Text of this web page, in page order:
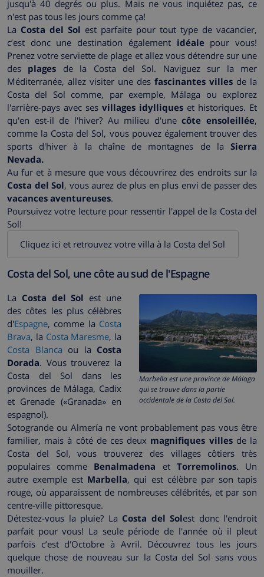
jusqu'à 40 degrés ou plus. Mais ne vous inquiétez pas, ce
n'est pas tous les jours comme ça!
La Costa del Sol est parfaite pour tout type de vacancier,
c’est donc une destination également idéalepour vous!
Prenez votre serviette de plage et allez vous détendre sur une
des plages de la Costa del Sol. Naviguez sur la mer
Méditerranée, allez visiter une des fascinantes villes de la
Costa del Sol comme, par exemple, Málaga ou explorez
l'arrière-pays avec ses villages idylliques et historiques. Et
qu'en est-il de l'hiver? Au milieu d'unecôte ensoleillée,
comme la Costa del Sol, vous pouvez également trouver des
sports d'hiver à la chaîne de montagnes de la Sierra
Nevada.
Au fur et à mesure que vous découvrirez des endroits sur la
Costa del Sol, vous aurez de plus en plus envi de passer des
vacances aventureuses.
Poursuivez votre lecture pour ressentir l'appel de la Costa del
Sol!
Cliquez ici et retrouvez votre villa à la Costa del Sol
Costa del Sol, une côte au sud de l'Espagne
Marbella est une province de Málaga
qui se trouve dans la partie
occidentale de la Costa del Sol.
La Costa del Sol est une
des côtes les plus célèbres
d'Espagne, comme la Costa
Brava, la Costa Maresme, la
Costa Blanca ou la Costa
Dorada. Vous trouverez la
Costa del Sol dans les
provinces de Málaga, Cadix
et Grenade («Granada» en
espagnol).
Sotogrande ou Almería ne vont probablement pas vous être
familier, mais à côté de ces deux magnifiques villesde la
Costa del Sol, vous trouverez des villages côtiers très
populaires comme Benalmadena et Torremolinos. Un
autre exemple est Marbella, qui est célèbre par son tapis
rouge, où apparaissent de nombreuses célébrités, et par son
centre-ville pittoresque.
Détestez-vous la pluie? La Costa del Solest donc l'endroit
parfait pour vous! La seule période de l'année où il pleut
parfois c’est d'Octobre à Avril. Découvrez tous les jours
quelque chose de nouveau sur la Costa del Sol sans vous
mouiller.